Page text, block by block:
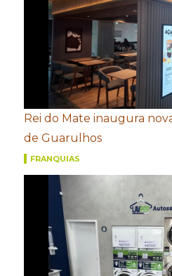
Rei do Mate inaugura
de Guarulhos
FRANQUIAS